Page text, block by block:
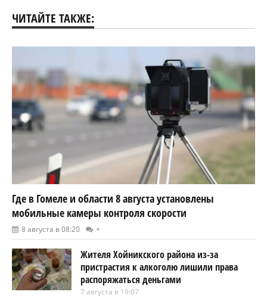
ЧИТАЙТЕ ТАКЖЕ:
Где в Гомеле и области 8 августа установлены
мобильные камеры контроля скорости
8 августа в 08:20 +
Жителя Хойникского района из-за
пристрастия к алкоголю лишили права
распоряжаться деньгами
7 августа в 19:07